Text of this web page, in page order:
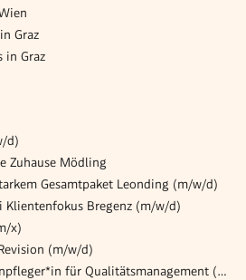
Graz
in Graz
d)
Zuhause Mödling
Gesamtpaket Leonding (m/w/d)
Klientenfokus Bregenz (m/w/d)
x)
(m/w/d)
Gesundheits- und Krankenpfleger*in für Qualitätsmanagement (Vollzeit)